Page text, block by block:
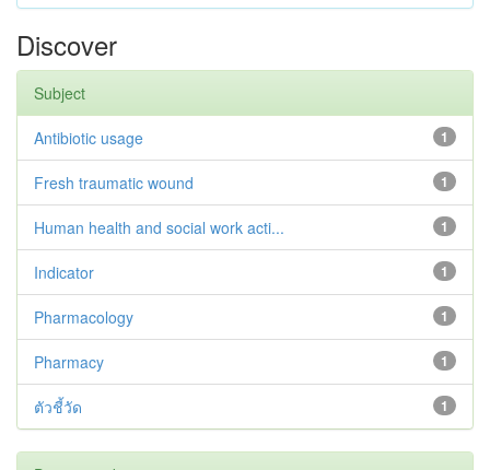
Discover
Subject
1
Antibiotic usage
1
Fresh traumatic wound
1
Human health and social work acti...
1
Indicator
1
Pharmacology
1
Pharmacy
1
ตัวชี้วัด